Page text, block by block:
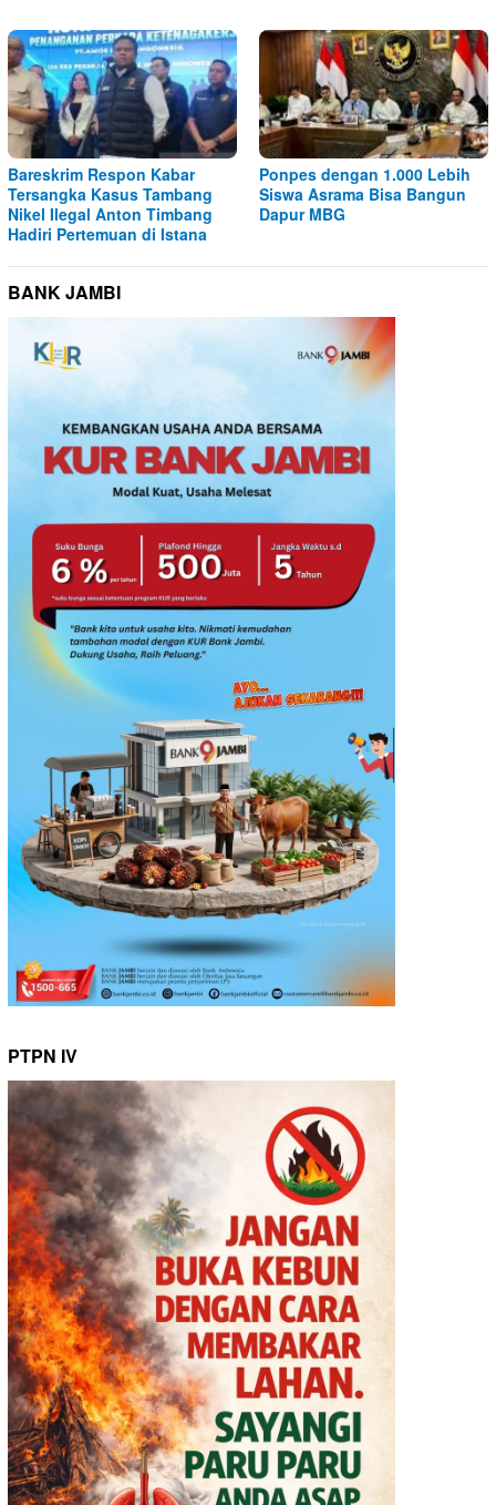
Bareskrim Respon Kabar
Tersangka Kasus Tambang
Nikel Ilegal Anton Timbang
Hadiri Pertemuan di Istana
Ponpes dengan 1.000 Lebih
Siswa Asrama Bisa Bangun
Dapur MBG
BANK JAMBI
PTPN IV